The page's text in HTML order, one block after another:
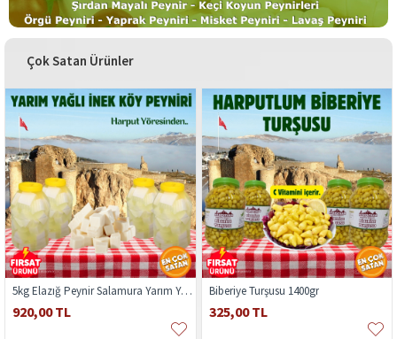
Çok Satan Ürünler
5kg Elazığ Peynir Salamura Yarım Yağlı
920,00 TL
Biberiye Turşusu 1400gr
325,00 TL